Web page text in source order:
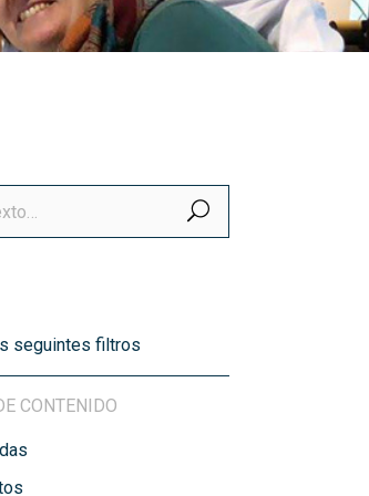
de calidade
BUSCAR
seguintes filtros
CONTENIDO